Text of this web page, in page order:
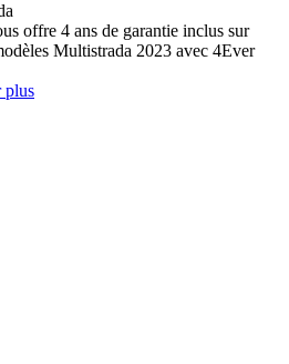
offre 4 ans de garantie inclus sur
Multistrada 2023 avec 4Ever
plus